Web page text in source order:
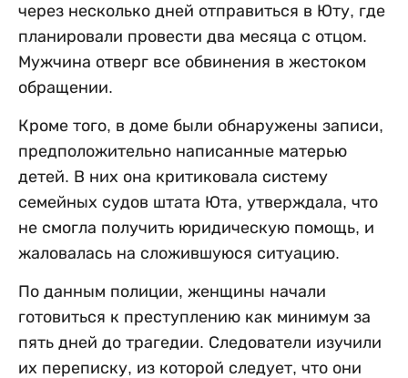
через несколько дней отправиться в Юту, где
планировали провести два месяца с отцом.
Мужчина отверг все обвинения в жестоком
обращении.
Кроме того, в доме были обнаружены записи,
предположительно написанные матерью
детей. В них она критиковала систему
семейных судов штата Юта, утверждала, что
не смогла получить юридическую помощь, и
жаловалась на сложившуюся ситуацию.
По данным полиции, женщины начали
готовиться к преступлению как минимум за
пять дней до трагедии. Следователи изучили
их переписку, из которой следует, что они